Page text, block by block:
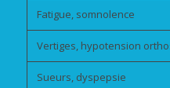
Fatigue, somnolence
Vertiges, hypotension
Sueurs, dyspepsie